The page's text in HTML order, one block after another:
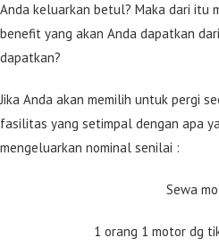
Anda keluarkan betul? Maka dari itu
benefit yang akan Anda dapatkan
dapatkan?
Jika Anda akan memilih untuk pergi
fasilitas yang setimpal dengan apa
mengeluarkan nominal senilai :
Sewa
1 orang 1 motor dg